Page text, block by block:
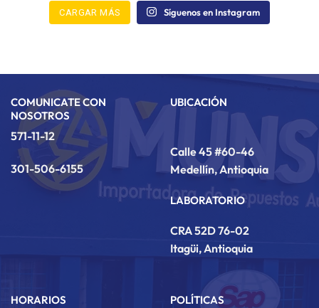
CARGAR MÁS Síguenos en Instagram
COMUNICATE CON
NOSOTROS
571-11-12
301-506-6155
UBICACIÓN
Calle 45 #60-46
Medellín, Antioquia
LABORATORIO
CRA 52D 76-02
Itagüi, Antioquia
HORARIOS POLÍTICAS